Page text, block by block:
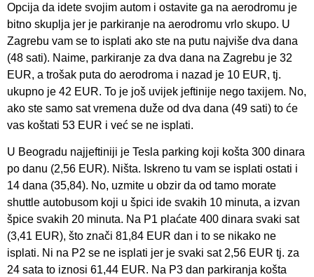
Opcija da idete svojim autom i ostavite ga na aerodromu je
bitno skuplja jer je parkiranje na aerodromu vrlo skupo. U
Zagrebu vam se to isplati ako ste na putu najviše dva dana
(48 sati). Naime, parkiranje za dva dana na Zagrebu je 32
EUR, a trošak puta do aerodroma i nazad je 10 EUR, tj.
ukupno je 42 EUR. To je još uvijek jeftinije nego taxijem. No,
ako ste samo sat vremena duže od dva dana (49 sati) to će
vas koštati 53 EUR i već se ne isplati.
U Beogradu najjeftiniji je Tesla parking koji košta 300 dinara
po danu (2,56 EUR). Ništa. Iskreno tu vam se isplati ostati i
14 dana (35,84). No, uzmite u obzir da od tamo morate
shuttle autobusom koji u špici ide svakih 10 minuta, a izvan
špice svakih 20 minuta. Na P1 plaćate 400 dinara svaki sat
(3,41 EUR), što znači 81,84 EUR dan i to se nikako ne
isplati. Ni na P2 se ne isplati jer je svaki sat 2,56 EUR tj. za
24 sata to iznosi 61,44 EUR. Na P3 dan parkiranja košta